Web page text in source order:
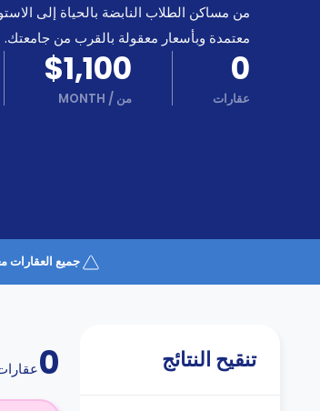
أصدقائك
تعمل؟
من مساكن الطلاب النابضة بالحياة إلى
معتمدة وبأسعار معقولة بالقرب من جامعتك.
0
عقارات
$1,100
من /
MONTH
جميع العقارات
تنقيح النتائج 0